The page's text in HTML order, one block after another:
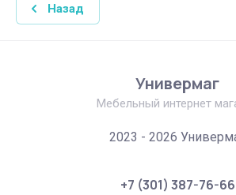
Назад
Универмаг
Мебельный интернет
2023 - 2026
+7 (301) 387-76-66